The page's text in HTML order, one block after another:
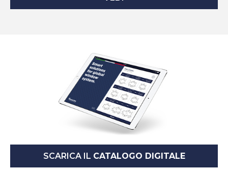
SCARICA IL CATALOGO DIGITALE